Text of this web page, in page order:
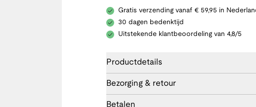
Gratis verzending vanaf € 59,95 in
30 dagen bedenktijd
Uitstekende klantbeoordeling van 4,8/5
Productdetails
Bezorging & retour
Betalen